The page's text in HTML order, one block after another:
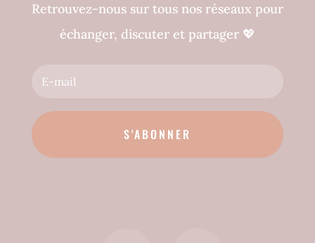
Retrouvez-nous sur tous nos réseaux pour
échanger, discuter et partager 💖
S'ABONNER